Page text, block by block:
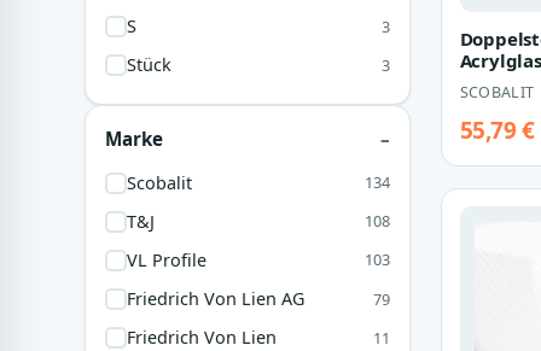
S 3
Stück 3
Marke
Scobalit 134
T&J 108
VL Profile 103
Friedrich Von Lien AG 79
Friedrich Von Lien 11
Breite
weiß
SCOBALIT
55,79 €